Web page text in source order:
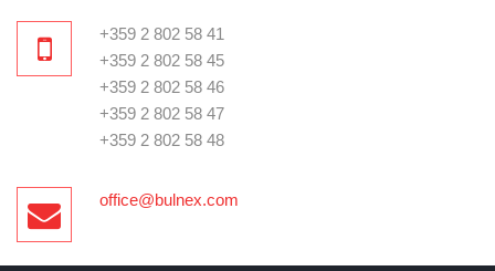
+359 2 802 58 41
+359 2 802 58 45
+359 2 802 58 46
+359 2 802 58 47
+359 2 802 58 48
office@bulnex.com